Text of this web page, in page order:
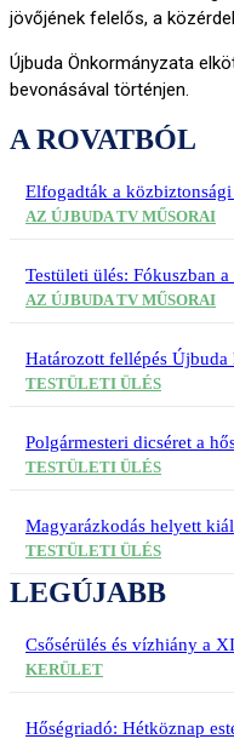
LEGÚJABB
Csősérülés és vízhiány a
KERÜLET
Hőségriadó: Hétköznap
jövőjének felelős, a
Újbuda Önkormányzata
bevonásával történjen.
A ROVATBÓL
Elfogadták a
AZ ÚJBUDA TV MŰSORAI
Testületi ülés: Fókuszban
AZ ÚJBUDA TV MŰSORAI
Határozott fellépés Újbuda
TESTÜLETI ÜLÉS
Polgármesteri dicséret a
TESTÜLETI ÜLÉS
Magyarázkodás helyett
TESTÜLETI ÜLÉS